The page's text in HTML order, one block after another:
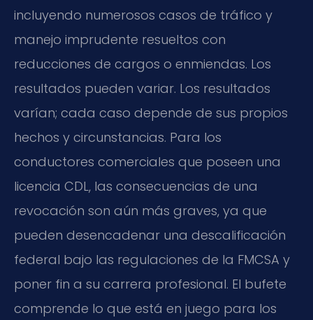
incluyendo numerosos casos de tráfico y
manejo imprudente resueltos con
reducciones de cargos o enmiendas. Los
resultados pueden variar. Los resultados
varían; cada caso depende de sus propios
hechos y circunstancias. Para los
conductores comerciales que poseen una
licencia CDL, las consecuencias de una
revocación son aún más graves, ya que
pueden desencadenar una descalificación
federal bajo las regulaciones de la FMCSA y
poner fin a su carrera profesional. El bufete
comprende lo que está en juego para los